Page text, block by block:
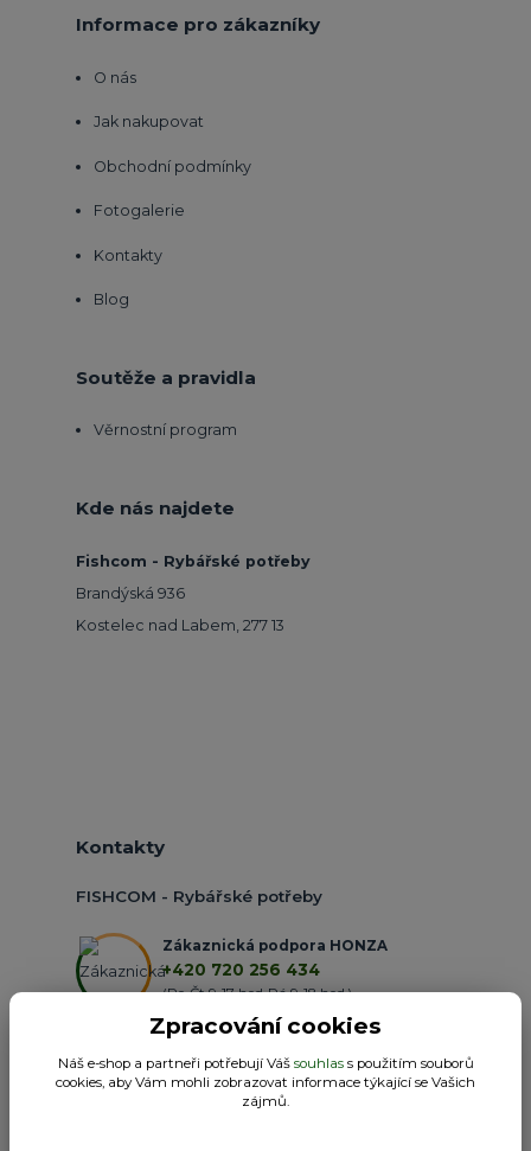
Informace pro zákazníky
O nás
Jak nakupovat
Obchodní podmínky
Fotogalerie
Kontakty
Blog
Soutěže a pravidla
Věrnostní program
Kde nás najdete
Fishcom - Rybářské potřeby
Brandýská 936
Kostelec nad Labem, 277 13
Kontakty
FISHCOM - Rybářské potřeby
Zákaznická podpora HONZA
+420 720 256 434
(Po-Čt 9-17 hod.,Pá 9-18 hod.)
Zpracování cookies
Náš e-shop a partneři potřebují Váš souhlass použitím souborů
cookies, aby Vám mohli zobrazovat informace týkající se Vašich
zájmů.